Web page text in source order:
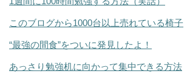
このブログから1000台以上売れている椅子
“最強の間食”をついに発見したよ！
あっさり勉強机に向かって集中できる方法